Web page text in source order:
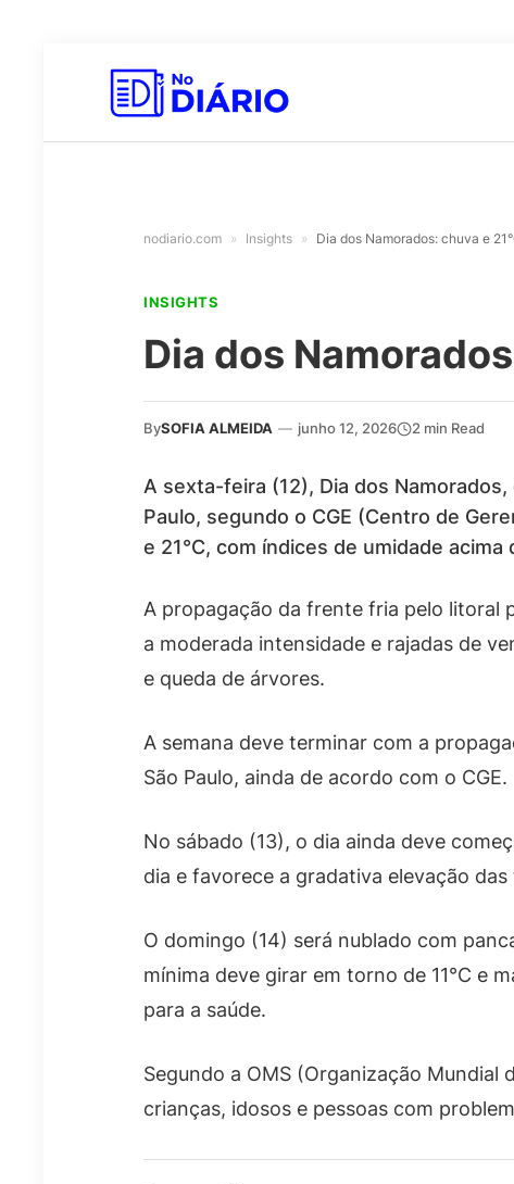
nodiario.com » Insights » Dia dos Namorados: chuva e
INSIGHTS
Dia dos
BySOFIA ALMEIDA — junho 12, 2026 2 min Read
A sexta-feira (12), Dia dos
Paulo, segundo o CGE (Centro de
e 21°C, com índices de umidade acima
A propagação da frente fria pelo litoral
a moderada intensidade e rajadas de
e queda de árvores.
A semana deve terminar com a
São Paulo, ainda de acordo com o CGE.
No sábado (13), o dia ainda deve
dia e favorece a gradativa elevação
O domingo (14) será nublado com
mínima deve girar em torno de 11°C e
para a saúde.
Segundo a OMS (Organização Mundial
crianças, idosos e pessoas com